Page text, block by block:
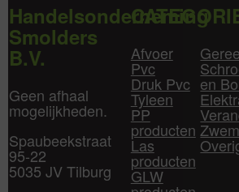
Handelsonderneming
Smolders
B.V.
Geen afhaal
mogelijkheden.
Spaubeekstraat
95-22
5035 JV Tilburg
Afvoer
Pvc
Druk Pvc
Tyleen
PP
producten
Las
producten
GLW
en